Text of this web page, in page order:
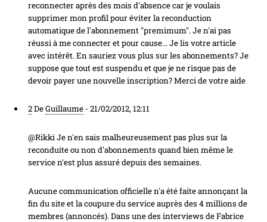
reconnecter après des mois d'absence car je voulais
supprimer mon profil pour éviter la reconduction
automatique de l'abonnement "premimum". Je n'ai pas
réussi à me connecter et pour cause... Je lis votre article
avec intérêt. En sauriez vous plus sur les abonnements? Je
suppose que tout est suspendu et que je ne risque pas de
devoir payer une nouvelle inscription? Merci de votre aide
2DeGuillaume-21/02/2012, 12:11
@Rikki Je n'en sais malheureusement pas plus sur la
reconduite ou non d'abonnements quand bien même le
service n'est plus assuré depuis des semaines.
Aucune communication officielle n'a été faite annonçant la
fin du site et la coupure du service auprès des 4 millions de
membres (annoncés). Dans une des interviews de Fabrice